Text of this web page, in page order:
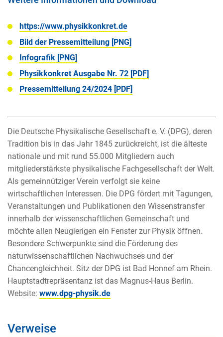
https://www.physikkonkret.de
Bild der Pressemitteilung [PNG]
Infografik [PNG]
Physikkonkret Ausgabe Nr. 72 [PDF]
Pressemitteilung 24/2024 [PDF]
Die Deutsche Physikalische Gesellschaft e. V. (DPG), deren
Tradition bis in das Jahr 1845 zurückreicht, ist die älteste
nationale und mit rund 55.000 Mitgliedern auch
mitgliederstärkste physikalische Fachgesellschaft der Welt.
Als gemeinnütziger Verein verfolgt sie keine
wirtschaftlichen Interessen. Die DPG fördert mit Tagungen,
Veranstaltungen und Publikationen den Wissenstransfer
innerhalb der wissenschaftlichen Gemeinschaft und
möchte allen Neugierigen ein Fenster zur Physik öffnen.
Besondere Schwerpunkte sind die Förderung des
naturwissenschaftlichen Nachwuchses und der
Chancengleichheit. Sitz der DPG ist Bad Honnef am Rhein.
Hauptstadtrepräsentanz ist das Magnus-Haus Berlin.
Website: www.dpg-physik.de
Verweise